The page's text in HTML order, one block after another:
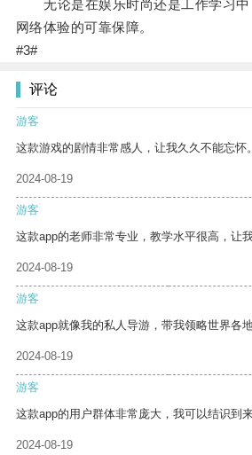
无论是在娱乐时尚还是工作学习中
网络体验的可靠保障。
#3#
评论
游客
这款游戏的剧情非常感人，让我久久不能忘怀。
2024-08-19
游客
这款app的老师非常专业，教学水平很高，让
2024-08-19
游客
这款app就像我的私人导游，带我领略世界各地
2024-08-19
游客
这款app的用户群体非常庞大，我可以结识到
2024-08-19